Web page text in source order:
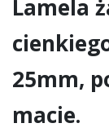
Lamela
25mm,
macie.